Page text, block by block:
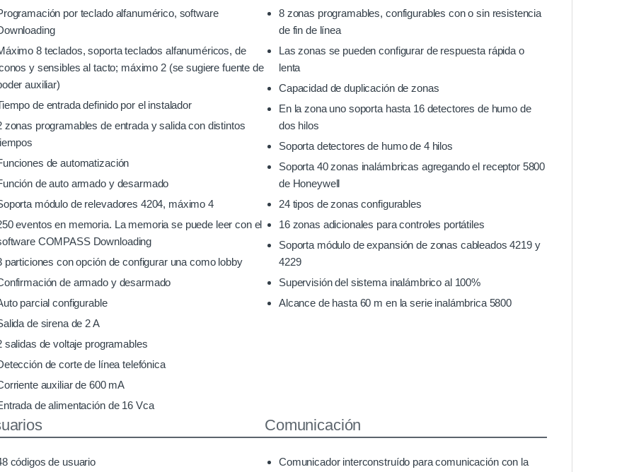
por teclado alfanumérico, software
8 teclados, soporta teclados alfanuméricos, de
y sensibles al tacto; máximo 2 (se sugiere fuente de
auxiliar)
de entrada definido por el instalador
zonas programables de entrada y salida con distintos
de automatización
de auto armado y desarmado
módulo de relevadores 4204, máximo 4
eventos en memoria. La memoria se puede leer con el
COMPASS Downloading
particiones con opción de configurar una como lobby
de armado y desarmado
parcial configurable
de sirena de 2 A
salidas de voltaje programables
de corte de línea telefónica
auxiliar de 600 mA
de alimentación de 16 Vca
8 zonas programables, configurables con o sin resistencia
de fin de línea
Las zonas se pueden configurar de respuesta rápida o
lenta
Capacidad de duplicación de zonas
En la zona uno soporta hasta 16 detectores de humo de
dos hilos
Soporta detectores de humo de 4 hilos
Soporta 40 zonas inalámbricas agregando el receptor 5800
de Honeywell
24 tipos de zonas configurables
16 zonas adicionales para controles portátiles
Soporta módulo de expansión de zonas cableados 4219 y
4229
Supervisión del sistema inalámbrico al 100%
Alcance de hasta 60 m en la serie inalámbrica 5800
códigos de usuario
Comunicación
Comunicador interconstruído para comunicación con la